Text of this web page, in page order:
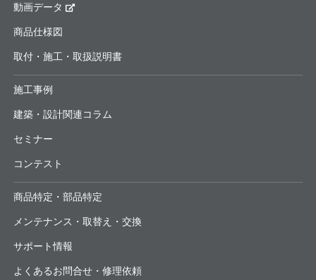
動画データ
商品仕様図
取付・施工・取扱説明書
施工事例
建築・設計関連コラム
セミナー
コンテスト
商品特定・部品特定
メンテナンス・取替え・交換
サポート情報
よくあるお問合せ・修理依頼